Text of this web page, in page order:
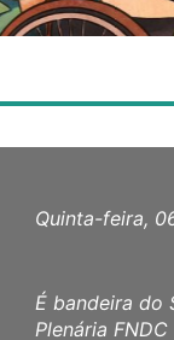
Quinta-feira,
É bandeira do
Plenária